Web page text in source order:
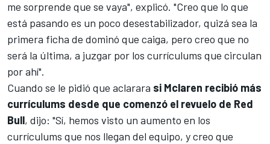
me sorprende que se vaya", explicó. "Creo que lo que
está pasando es un poco desestabilizador, quizá sea la
primera ficha de dominó que caiga, pero creo que no
será la última, a juzgar por los currículums que circulan
por ahí".
Cuando se le pidió que aclarara si Mclaren recibió más
currículums desde que comenzó el revuelo de Red
Bull, dijo: "Sí, hemos visto un aumento en los
currículums que nos llegan del equipo, y creo que